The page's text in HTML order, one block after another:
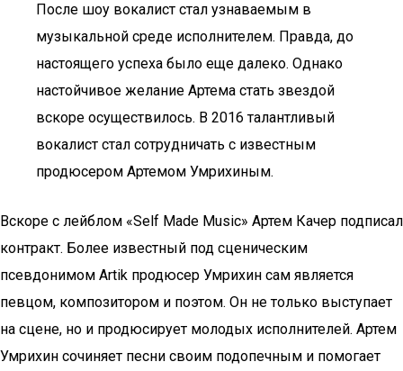
После шоу вокалист стал узнаваемым в
музыкальной среде исполнителем. Правда, до
настоящего успеха было еще далеко. Однако
настойчивое желание Артема стать звездой
вскоре осуществилось. В 2016 талантливый
вокалист стал сотрудничать с известным
продюсером Артемом Умрихиным.
Вскоре с лейблом «Self Made Music» Артем Качер подписал
контракт. Более известный под сценическим
псевдонимом Artik продюсер Умрихин сам является
певцом, композитором и поэтом. Он не только выступает
на сцене, но и продюсирует молодых исполнителей. Артем
Умрихин сочиняет песни своим подопечным и помогает